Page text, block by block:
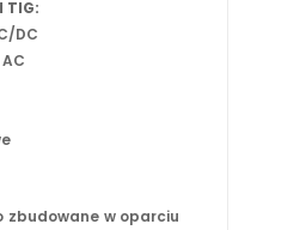
TIG:
DC
zbudowane w oparciu